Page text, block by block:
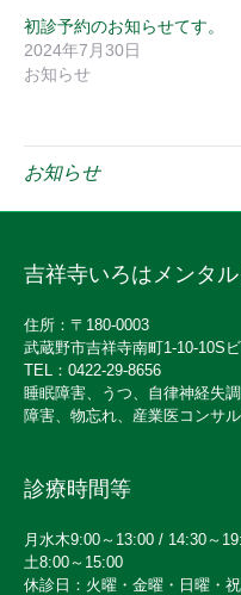
初診予約のお知らせてす。
2024年7月30日
お知らせ
お知らせ
吉祥寺いろはメンタ
住所：〒180-0003
武蔵野市吉祥寺南町1-10-10S
TEL：0422-29-8656
睡眠障害、うつ、自律神経失
障害、物忘れ、産業医コンサ
診療時間等
月水木9:00～13:00 / 14:30～
土8:00～15:00
休診日：火曜・金曜・日曜・